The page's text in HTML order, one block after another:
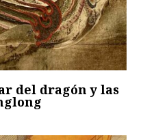
del dragón y las